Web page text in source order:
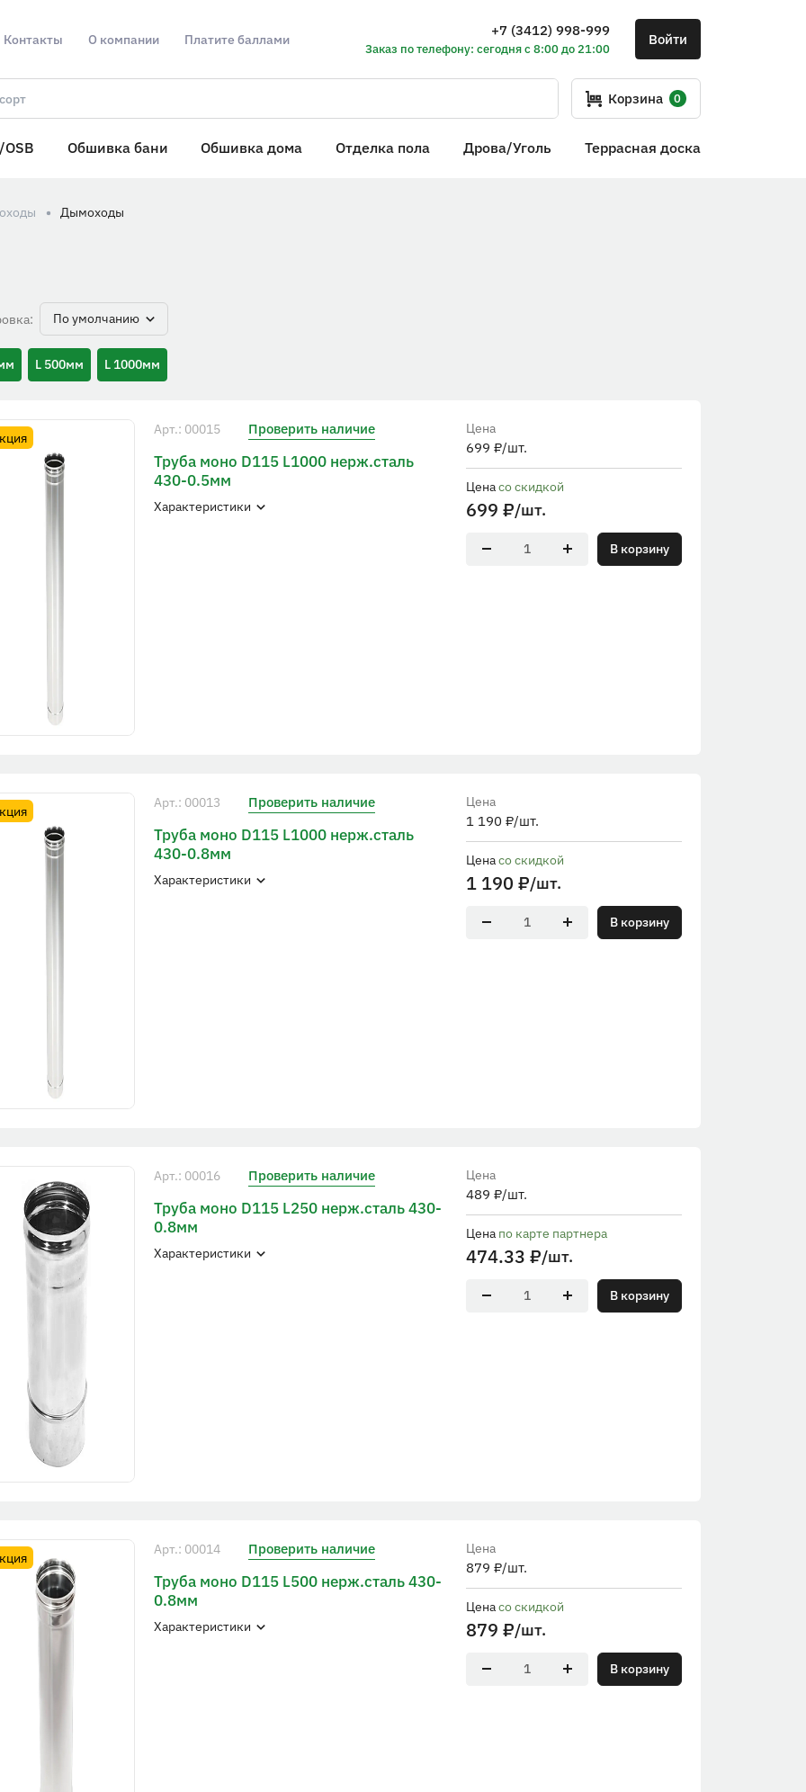
Контакты О компании Платите баллами
+7 (3412) 998-999
Заказ по телефону: сегодня с 8:00 до 21:00
Войти
Корзина 0
Обшивка бани Обшивка дома Отделка пола Дрова/Уголь Террасная доска
Дымоходы
По умолчанию
L 500мм L 1000мм
Арт.: 00015 Проверить наличие
Труба моно D115 L1000 нерж.сталь
430-0.5мм
Характеристики
Цена
699 ₽/шт.
Ценасо скидкой
699 ₽/шт.
В корзину
Арт.: 00013 Проверить наличие
Труба моно D115 L1000 нерж.сталь
430-0.8мм
Характеристики
Цена
1 190 ₽/шт.
Ценасо скидкой
1 190 ₽/шт.
В корзину
Арт.: 00016 Проверить наличие
Труба моно D115 L250 нерж.сталь 430-
0.8мм
Характеристики
Цена
489 ₽/шт.
Цена по карте партнера
474.33 ₽/шт.
В корзину
Арт.: 00014 Проверить наличие
Труба моно D115 L500 нерж.сталь 430-
0.8мм
Характеристики
Цена
879 ₽/шт.
Ценасо скидкой
879 ₽/шт.
В корзину